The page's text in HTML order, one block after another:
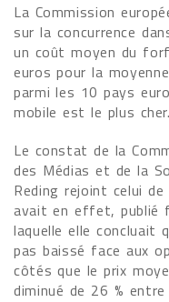
La Commission
sur la concurrence
un coût moyen du
euros pour la
parmi les 10 pays
mobile est le plus cher.
Le constat de la
des Médias et de la
Reding rejoint celui de
avait en effet, publié
laquelle elle concluait
pas baissé face aux
côtés que le prix
diminué de 26 %